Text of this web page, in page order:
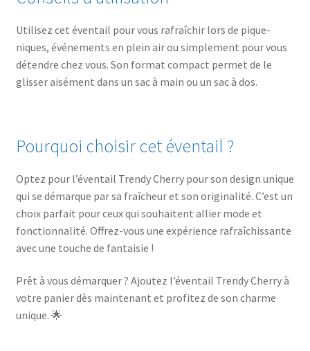
Utilisez cet éventail pour vous rafraîchir lors de pique-
niques, événements en plein air ou simplement pour vous
détendre chez vous. Son format compact permet de le
glisser aisément dans un sac à main ou un sac à dos.
Pourquoi choisir cet éventail ?
Optez pour l’éventail Trendy Cherry pour son design unique
qui se démarque par sa fraîcheur et son originalité. C’est un
choix parfait pour ceux qui souhaitent allier mode et
fonctionnalité. Offrez-vous une expérience rafraîchissante
avec une touche de fantaisie !
Prêt à vous démarquer ? Ajoutez l’éventail Trendy Cherry à
votre panier dès maintenant et profitez de son charme
unique. 🌟